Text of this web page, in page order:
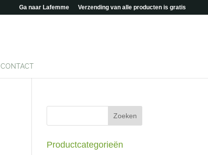
Ga naar Lafemme Verzending van alle producten is gratis
CONTACT
Productcategorieën